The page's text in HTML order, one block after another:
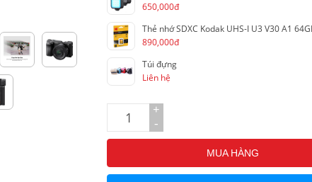
650,000đ
Thẻ nhớ SDXC Kodak UHS-I U3 V30 A1
890,000đ
Túi đựng
Liên hệ
+
-
MUA HÀNG